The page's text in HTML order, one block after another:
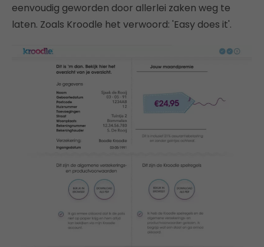
eenvoudig geworden door allerlei zaken weg te
laten. Zoals Kroodle het verwoord: 'Easy does it'.